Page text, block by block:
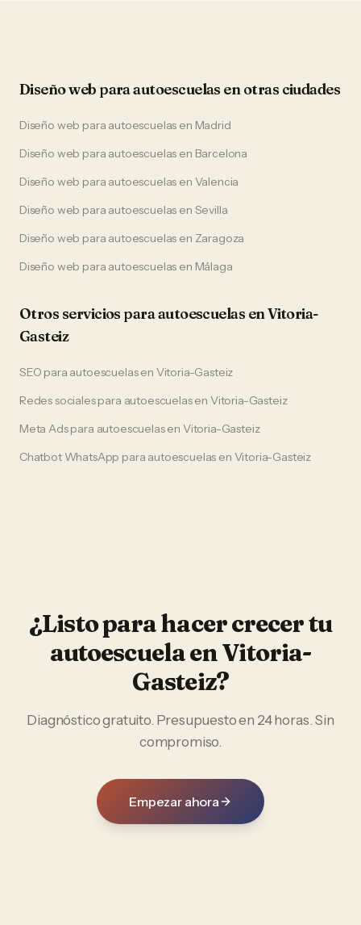
Diseño web paraautoescuelas en otras ciudades
Diseño web para autoescuelas en Madrid
Diseño web para autoescuelas en Barcelona
Diseño web para autoescuelas en Valencia
Diseño web para autoescuelas en Sevilla
Diseño web para autoescuelas en Zaragoza
Diseño web para autoescuelas en Málaga
Otros servicios paraautoescuelas enVitoria-
Gasteiz
SEO para autoescuelasen Vitoria-Gasteiz
Redes socialespara autoescuelasen Vitoria-Gasteiz
Meta Adspara autoescuelasen Vitoria-Gasteiz
Chatbot WhatsApp para autoescuelas en Vitoria-Gasteiz
¿Listo para hacer crecer tu
autoescuelaenVitoria-
Gasteiz?
Diagnóstico gratuito. Presupuesto en 24 horas. Sin
compromiso.
Empezar ahora